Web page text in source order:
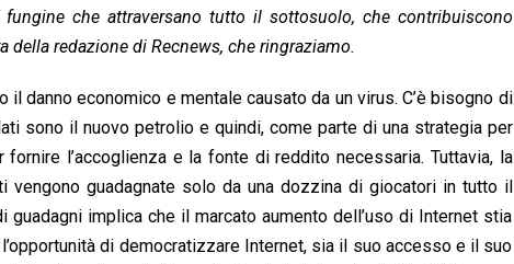
che attraversano tutto il sottosuolo, che contribuiscono
della redazione di Recnews, che ringraziamo.
danno economico e mentale causato da un virus. C’è bisogno di
sono il nuovo petrolio e quindi, come parte di una strategia per
l’accoglienza e la fonte di reddito necessaria. Tuttavia, la
guadagnate solo da una dozzina di giocatori in tutto il
guadagni implica che il marcato aumento dell’uso di Internet stia
di democratizzare Internet, sia il suo accesso e il suo